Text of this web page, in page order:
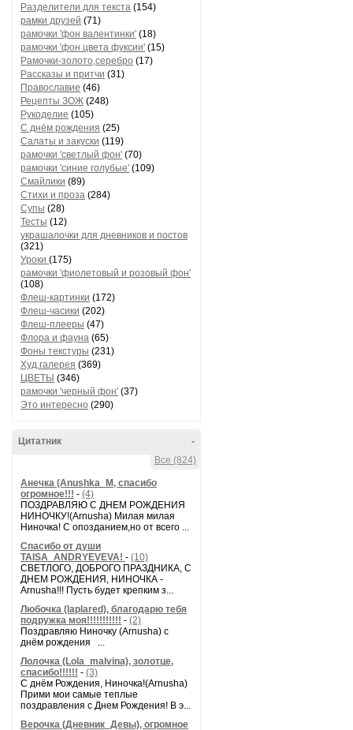
Разделители для текста (154)
рамки друзей (71)
рамочки 'фон валентинки' (18)
рамочки 'фон цвета фуксии' (15)
Рамочки-золото,серебро (17)
Рассказы и притчи (31)
Православие (46)
Рецепты ЗОЖ (248)
Рукоделие (105)
С днём рождения (25)
Салаты и закуски (119)
рамочки 'светлый фон' (70)
рамочки 'синие голубые' (109)
Смайлики (89)
Стихи и проза (284)
Супы (28)
Тесты (12)
украшалочки для дневников и постов
(321)
Уроки (175)
рамочки 'фиолетовый и розовый фон'
(108)
Флеш-картинки (172)
Флеш-часики (202)
Флеш-плееры (47)
Флора и фауна (65)
Фоны текстуры (231)
Худ.галерея (369)
ЦВЕТЫ (346)
рамочки 'черный фон' (37)
Это интересно (290)
-
Цитатник
Все (824)
Анечка (Anushka_M, спасибо
огромное!!! - (4)
ПОЗДРАВЛЯЮ С ДНЕМ РОЖДЕНИЯ
НИНОЧКУ!(Arnusha) Милая милая
Ниночка! С опозданием,но от всего ...
Спасибо от души
TAISA_ANDRYEVEVA! - (10)
СВЕТЛОГО, ДОБРОГО ПРАЗДНИКА, С
ДНЕМ РОЖДЕНИЯ, НИНОЧКА -
Arnusha!!! Пусть будет крепким з...
Любочка (laplared), благодарю тебя
подружка моя!!!!!!!!!!! - (2)
Поздравляю Ниночку (Arnusha) с
днём рождения ...
Лолочка (Lola_malvina), золотце,
спасибо!!!!!! - (3)
С днём Рождения, Ниночка!(Аrnusha)
Прими мои самые теплые
поздравления с Днем Рождения! В э...
Верочка (Дневник_Девы), огромное